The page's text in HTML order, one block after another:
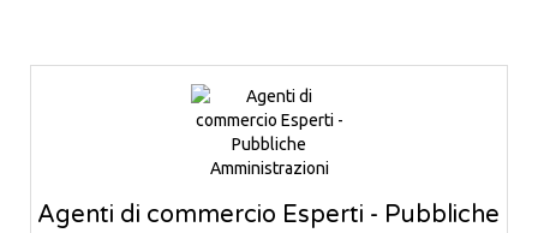
Agenti di commercio Esperti - Pubbliche